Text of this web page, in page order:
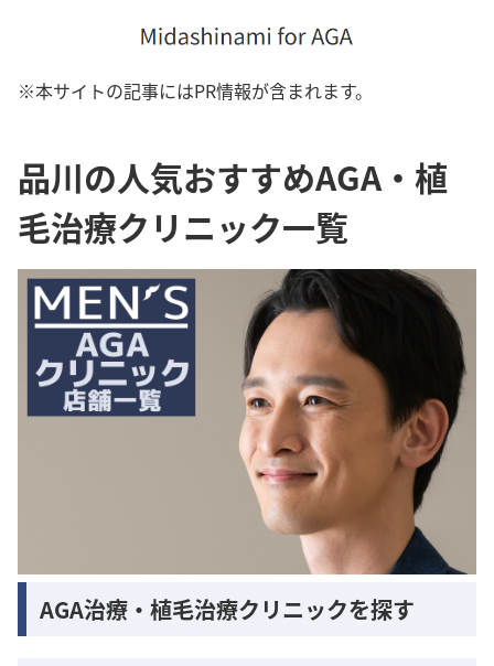
※本サイトの記事にはPR情報が含まれます。
品川の人気おすすめAGA・植
毛治療クリニック一覧
AGA治療・植毛治療クリニックを探す